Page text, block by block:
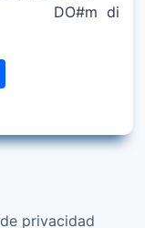
DO#m di
privacidad